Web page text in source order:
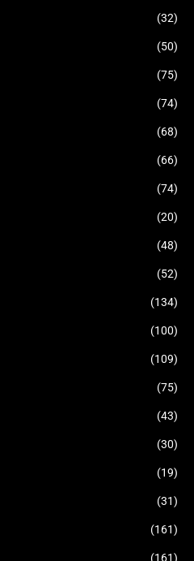
(32)
(50)
(75)
(74)
(68)
(66)
(74)
(20)
(48)
(52)
(134)
(100)
(109)
(75)
(43)
(30)
(19)
(31)
(161)
(161)